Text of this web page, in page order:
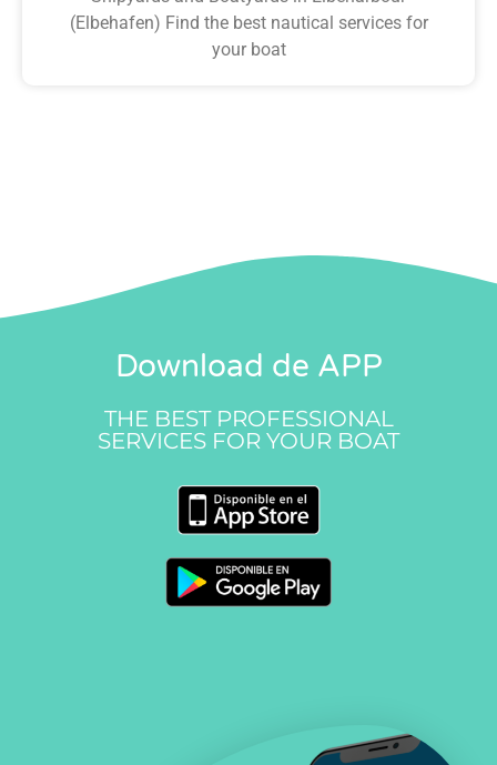
(Elbehafen) Find the best nautical services for
your boat
Download de APP
THE BEST PROFESSIONAL
SERVICES FOR YOUR BOAT